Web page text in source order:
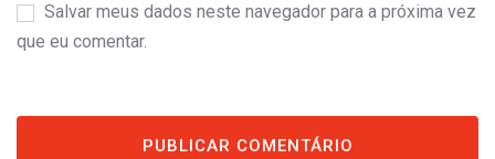
Salvar meus dados neste navegador para a próxima vez
que eu comentar.